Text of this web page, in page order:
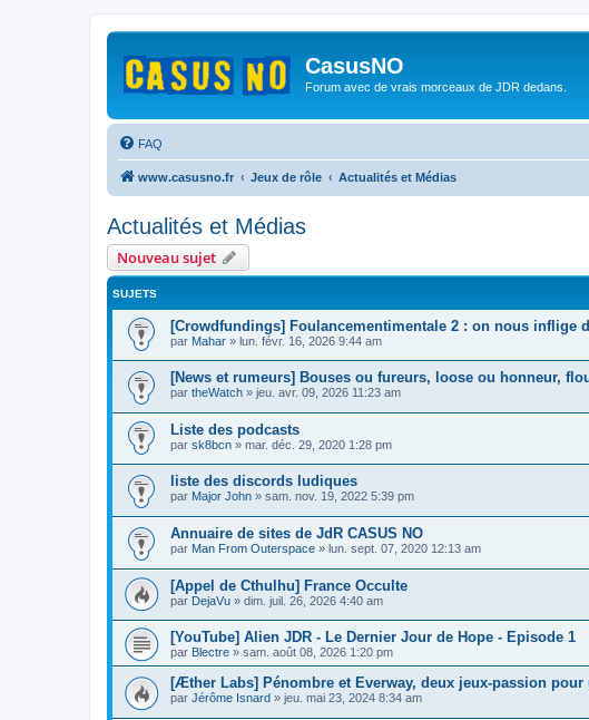
CasusNO
Forum avec de vrais morceaux de JDR dedans.
FAQ
www.casusno.fr Jeux de rôle Actualités et Médias
Actualités et Médias
Nouveau sujet
SUJETS
[Crowdfundings] Foulancementimentale 2 : on nous inflige
par Mahar » lun. févr. 16, 2026 9:44 am
[News et rumeurs] Bouses ou fureurs, loose ou honneur,
par theWatch » jeu. avr. 09, 2026 11:23 am
Liste des podcasts
par sk8bcn » mar. déc. 29, 2020 1:28 pm
liste des discords ludiques
par Major John » sam. nov. 19, 2022 5:39 pm
Annuaire de sites de JdR CASUS NO
par Man From Outerspace » lun. sept. 07, 2020 12:13 am
[Appel de Cthulhu] France Occulte
par DejaVu » dim. juil. 26, 2026 4:40 am
[YouTube] Alien JDR - Le Dernier Jour de Hope - Episode 1
par Blectre » sam. août 08, 2026 1:20 pm
[Æther Labs] Pénombre et Everway, deux jeux-passion
par Jérôme Isnard » jeu. mai 23, 2024 8:34 am